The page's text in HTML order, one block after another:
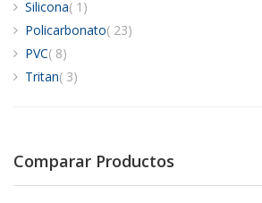
Silicona 1 artículo
Policarbonato 23artículos
PVC 8artículos
Tritan 3artículos
Comparar Productos